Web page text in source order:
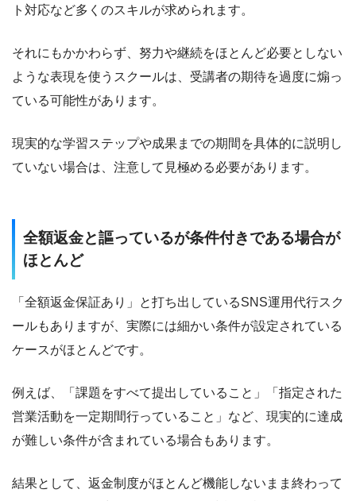
格証
生成AI導入実務者検定（一般社団法人 日本AIスキル認定協
会）合格証
AIエージェント活用検定（一般社団法人 日本AIスキル認定協
ト対応など多くのスキルが求められます。
それにもかかわらず、努力や継続をほとんど必要としない
ような表現を使うスクールは、受講者の期待を過度に煽っ
ている可能性があります。
現実的な学習ステップや成果までの期間を具体的に説明し
ていない場合は、注意して見極める必要があります。
全額返金と謳っているが条件付きである場合が
ほとんど
「全額返金保証あり」と打ち出しているSNS運用代行スク
ールもありますが、実際には細かい条件が設定されている
ケースがほとんどです。
例えば、「課題をすべて提出していること」「指定された
営業活動を一定期間行っていること」など、現実的に達成
が難しい条件が含まれている場合もあります。
結果として、返金制度がほとんど機能しないまま終わって